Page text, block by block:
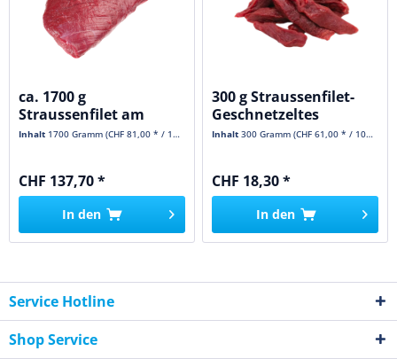
ca. 1700 g
Straussenfilet am
Stück FAN-Filet gross
Inhalt 1700 Gramm(CHF 81,00 * / 1000 Gramm)
CHF 137,70 *
In den
300 g Straussenfilet-
Geschnetzeltes
Inhalt300 Gramm(CHF 61,00 * / 1000 Gramm)
CHF 18,30 *
In den
Service Hotline
Shop Service